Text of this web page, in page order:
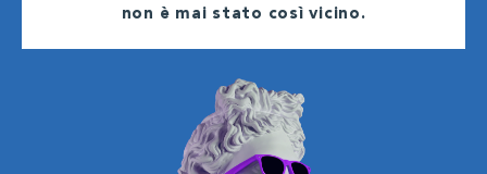
non è mai stato così vicino.